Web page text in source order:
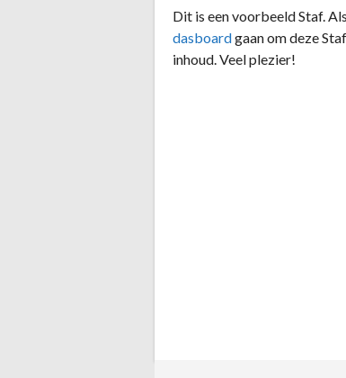
Dit is een voorbeeld Staf.
dasboardgaan om deze
inhoud. Veel plezier!